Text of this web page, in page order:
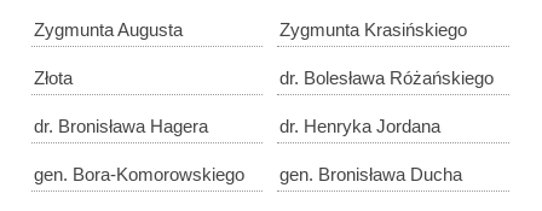
Zygmunta Augusta Zygmunta Krasińskiego
Złota dr. Bolesława Różańskiego
dr. Bronisława Hagera dr. Henryka Jordana
gen. Bora-Komorowskiego gen. Bronisława Ducha